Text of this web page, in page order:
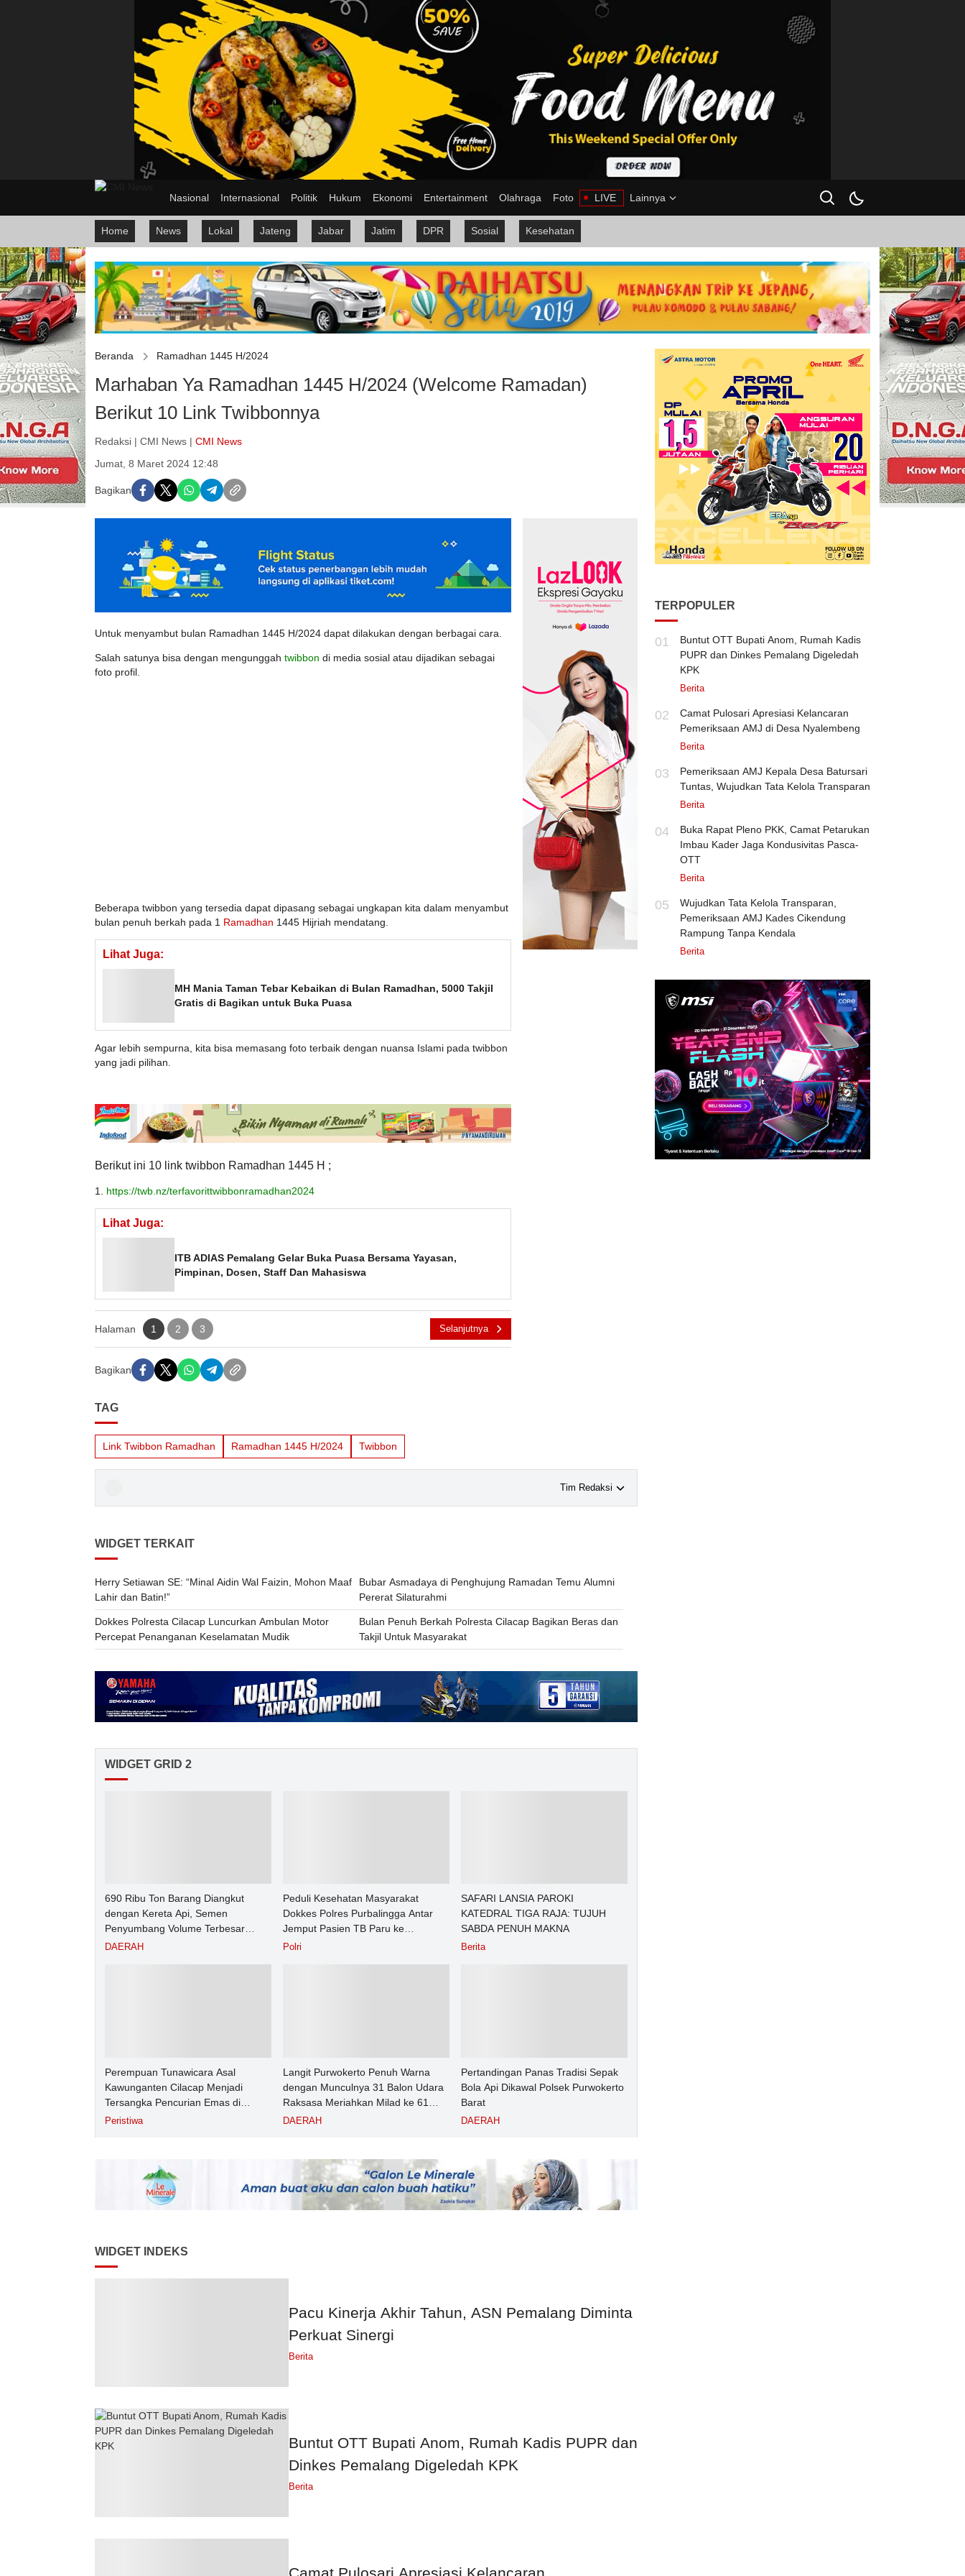
Nasional Internasional Politik Hukum Ekonomi Entertainment Olahraga Foto LIVE Lainnya
Home News Lokal Jateng Jabar Jatim DPR Sosial Kesehatan
Beranda Ramadhan 1445 H/2024
Marhaban Ya Ramadhan 1445 H/2024 (Welcome Ramadan)
Berikut 10 Link Twibbonnya
Redaksi | CMI News | CMI News
Jumat, 8 Maret 2024 12:48
Bagikan
Untuk menyambut bulan Ramadhan 1445 H/2024 dapat dilakukan dengan berbagai cara.
Salah satunya bisa dengan mengunggah twibbon di media sosial atau dijadikan sebagai
foto profil.
Beberapa twibbon yang tersedia dapat dipasang sebagai ungkapan kita dalam menyambut
bulan penuh berkah pada 1 Ramadhan 1445 Hijriah mendatang.
Lihat Juga:
MH Mania Taman Tebar Kebaikan di Bulan Ramadhan, 5000 Takjil
Gratis di Bagikan untuk Buka Puasa
Agar lebih sempurna, kita bisa memasang foto terbaik dengan nuansa Islami pada twibbon
yang jadi pilihan.
Berikut ini 10 link twibbon Ramadhan 1445 H ;
1. https://twb.nz/terfavorittwibbonramadhan2024
Lihat Juga:
ITB ADIAS Pemalang Gelar Buka Puasa Bersama Yayasan,
Pimpinan, Dosen, Staff Dan Mahasiswa
Halaman 1 2 3 Selanjutnya
Bagikan
TAG
Link Twibbon Ramadhan Ramadhan 1445 H/2024 Twibbon
Tim Redaksi
WIDGET TERKAIT
Herry Setiawan SE: “Minal Aidin Wal Faizin, Mohon Maaf
Lahir dan Batin!”
Bubar Asmadaya di Penghujung Ramadan Temu Alumni
Pererat Silaturahmi
Dokkes Polresta Cilacap Luncurkan Ambulan Motor
Percepat Penanganan Keselamatan Mudik
Bulan Penuh Berkah Polresta Cilacap Bagikan Beras dan
Takjil Untuk Masyarakat
WIDGET GRID 2
690 Ribu Ton Barang Diangkut
dengan Kereta Api, Semen
Penyumbang Volume Terbesar
Angkutan Barang KAI Daop 5
DAERAH
Peduli Kesehatan Masyarakat
Dokkes Polres Purbalingga Antar
Jemput Pasien TB Paru ke
Puskesmas
Polri
SAFARI LANSIA PAROKI
KATEDRAL TIGA RAJA: TUJUH
SABDA PENUH MAKNA
Berita
Perempuan Tunawicara Asal
Kawunganten Cilacap Menjadi
Tersangka Pencurian Emas di
Purbalingga
Peristiwa
Langit Purwokerto Penuh Warna
dengan Munculnya 31 Balon Udara
Raksasa Meriahkan Milad ke 61
UMP Sedot Ribuan Warga
DAERAH
Pertandingan Panas Tradisi Sepak
Bola Api Dikawal Polsek Purwokerto
Barat
DAERAH
WIDGET INDEKS
Pacu Kinerja Akhir Tahun, ASN Pemalang Diminta
Perkuat Sinergi
Berita
Buntut OTT Bupati Anom, Rumah Kadis PUPR dan
Dinkes Pemalang Digeledah KPK
Berita
TERPOPULER
01
Buntut OTT Bupati Anom, Rumah Kadis
PUPR dan Dinkes Pemalang Digeledah
KPK
Berita
02
Camat Pulosari Apresiasi Kelancaran
Pemeriksaan AMJ di Desa Nyalembeng
Berita
03
Pemeriksaan AMJ Kepala Desa Batursari
Tuntas, Wujudkan Tata Kelola Transparan
Berita
04
Buka Rapat Pleno PKK, Camat Petarukan
Imbau Kader Jaga Kondusivitas Pasca-
OTT
Berita
05
Wujudkan Tata Kelola Transparan,
Pemeriksaan AMJ Kades Cikendung
Rampung Tanpa Kendala
Berita